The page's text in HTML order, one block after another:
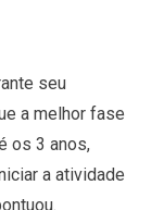
seu
a melhor fase
os 3 anos,
a atividade